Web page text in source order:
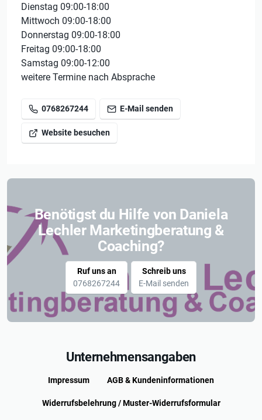
Dienstag 09:00-18:00
Mittwoch 09:00-18:00
Donnerstag 09:00-18:00
Freitag 09:00-18:00
Samstag 09:00-12:00
weitere Termine nach Absprache
0768267244 E-Mail senden
Website besuchen
Benötigst du Hilfe von Daniela
Lechler Marketingberatung &
Coaching?
Ruf uns an
0768267244
Schreib uns
E-Mail senden
Unternehmensangaben
Impressum AGB & Kundeninformationen
Widerrufsbelehrung / Muster-Widerrufsformular